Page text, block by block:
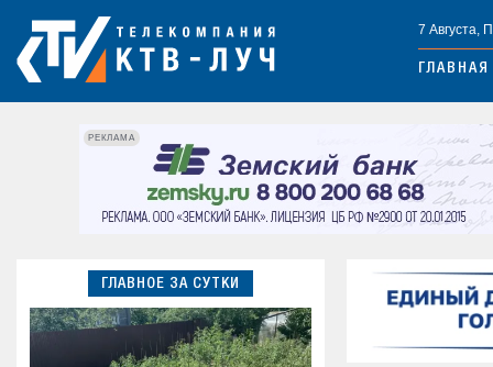
7 Августа,
ГЛАВНАЯ
РЕКЛАМА
ГЛАВНОЕ ЗА СУТКИ